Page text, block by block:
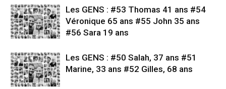
Les GENS : #53 Thomas 41 ans #54
Véronique 65 ans #55 John 35 ans
#56 Sara 19 ans
Les GENS : #50 Salah, 37 ans #51
Marine, 33 ans #52 Gilles, 68 ans